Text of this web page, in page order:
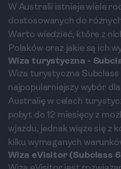
W Australii istnieje wiele
dostosowanych do
Warto wiedzieć, które z
Polaków oraz jakie są ich
Wiza turystyczna -
Wiza turystyczna
najpopularniejszy wybór
Australię w celach
pobyt do 12 miesięcy z
wjazdu, jednak wiąże się z
kilku wymaganych
Wiza eVisitor (Subclass